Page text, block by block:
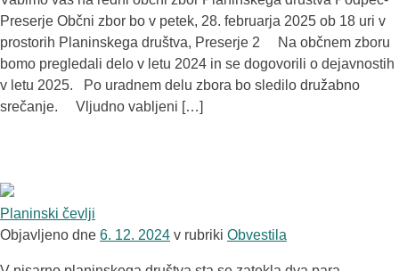
Preserje Občni zbor bo v petek, 28. februarja 2025 ob 18 uri v
prostorih Planinskega društva, Preserje 2 Na občnem zboru
bomo pregledali delo v letu 2024 in se dogovorili o dejavnostih
v letu 2025. Po uradnem delu zbora bo sledilo družabno
srečanje. Vljudno vabljeni […]
Planinski čevlji
Objavljeno dne 6. 12. 2024 v rubriki Obvestila